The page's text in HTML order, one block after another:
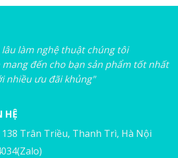
làm nghệ thuật chúng tôi
đến cho bạn sản phẩm tốt nhất
nhiều ưu đãi khủng"
HỆ
138 Trân Triều, Thanh Trì, Hà Nội